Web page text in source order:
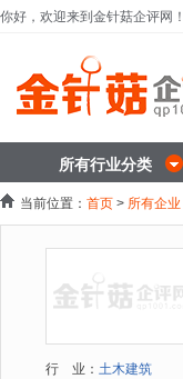
你好，欢迎来到金针菇企评网！
所有行业分类
当前位置： 首页 > 所有企业
行 业： 土木建筑